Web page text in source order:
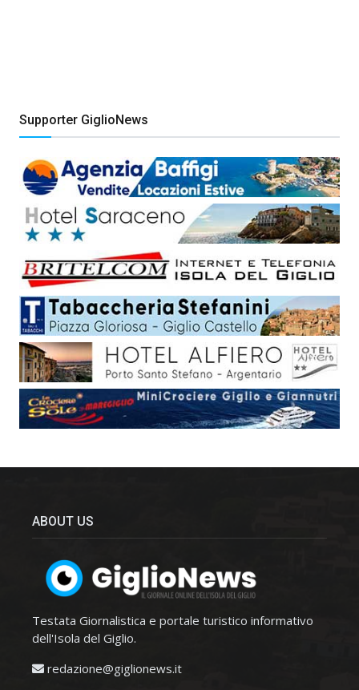
Supporter GiglioNews
ABOUT US
Testata Giornalistica e portale turistico informativo
dell'Isola del Giglio.
redazione@giglionews.it